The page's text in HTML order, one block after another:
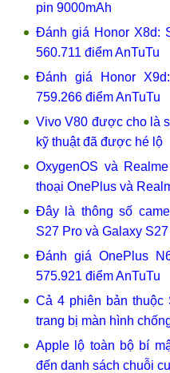
pin 9000mAh
Đánh giá Honor X8d:
560.711 điểm AnTuTu
Đánh giá Honor
759.266 điểm AnTuTu
Vivo V80 được cho là
kỹ thuật đã được hé lộ
OxygenOS và
thoại OnePlus và
Đây là thông số
S27 Pro và Galaxy
Đánh giá OnePlus
575.921 điểm AnTuTu
Cả 4 phiên bản thuộc
trang bị màn hình
Apple lộ toàn bộ bí
đến danh sách chuỗi